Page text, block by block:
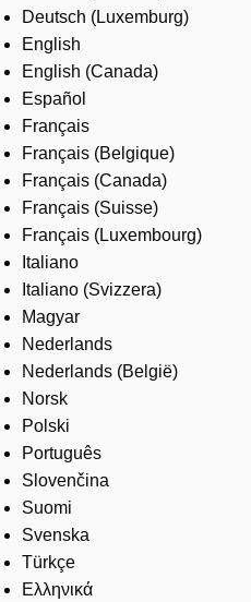
Contact us
Careers
Deutsch (Luxemburg)
English
English (Canada)
Español
Français
Français (Belgique)
Français (Canada)
Français (Suisse)
Français (Luxembourg)
Italiano
Italiano (Svizzera)
Magyar
Nederlands
Nederlands (België)
Norsk
Polski
Português
Slovenčina
Suomi
Svenska
Türkçe
Ελληνικά